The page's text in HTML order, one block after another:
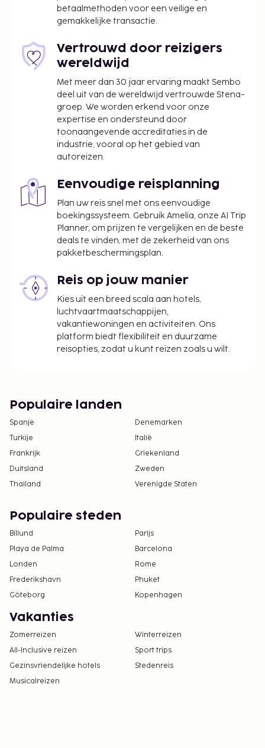
bar/lounge. Dagelijks kun je tegen betaling genieten
van een lekker à-la-carte-ontbijt, dat geserveerd
wordt van 07.00 uur tot 10.00 uur.
Toeslag voor het à-la-carte-ontbijt: ca. VND
50000 per persoon
Vroeg inchecken is tegen een toeslag mogelijk
(onder voorbehoud van beschikbaarheid)
De accommodatie berekent een toeslag van 2
procent op betalingen met een creditcard
Deze lijst is mogelijk niet volledig. Toeslagen en
wijzigen.
Maximaal 2 kinderen t/m 6 jaar oud kunnen
gratis verblijven wanneer zij in dezelfde kamer
als hun ouders of voogd slapen en het
aanwezige beddengoed gebruiken.
Gasten kunnen overal contactloos betalen.
uitchecken zijn mogelijk.
betaalmethoden voor een veilige en
gemakkelijke transactie.
Vertrouwd door reizigers
wereldwijd
Met meer dan 30 jaar ervaring maakt Sembo
deel uit van de wereldwijd vertrouwde Stena-
groep. We worden erkend voor onze
expertise en ondersteund door
toonaangevende accreditaties in de
industrie, vooral op het gebied van
autoreizen.
Eenvoudige reisplanning
Plan uw reis snel met ons eenvoudige
boekingssysteem. Gebruik Amelia, onze AI Trip
Planner, om prijzen te vergelijken en de beste
deals te vinden, met de zekerheid van ons
pakketbeschermingsplan.
Reis op jouw manier
Kies uit een breed scala aan hotels,
luchtvaartmaatschappijen,
vakantiewoningen en activiteiten. Ons
platform biedt flexibiliteit en duurzame
reisopties, zodat u kunt reizen zoals u wilt.
Populaire landen
Spanje
Denemarken
Turkije
Italië
Frankrijk
Griekenland
Duitsland
Zweden
Thailand
Verenigde Staten
Populaire steden
Billund
Parijs
Playa de Palma
Barcelona
Londen
Rome
Frederikshavn
Phuket
Göteborg
Kopenhagen
Vakanties
Zomerreizen
Winterreizen
All-Inclusive reizen
Sport trips
Gezinsvriendelijke hotels
Stedenreis
Musicalreizen